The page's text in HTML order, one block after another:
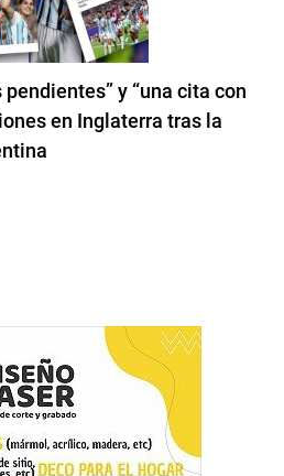
y “una cita con
en Inglaterra tras la